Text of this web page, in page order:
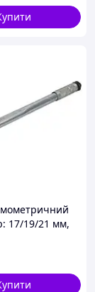
17/19/21 мм,
44 см (EN) for
MMT